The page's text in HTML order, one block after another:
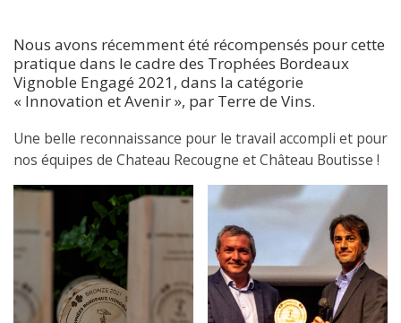
Nous avons récemment été récompensés pour cette
pratique dans le cadre des Trophées Bordeaux
Vignoble Engagé 2021, dans la catégorie
« Innovation et Avenir », par Terre de Vins.
Une belle reconnaissance pour le travail accompli et pour
nos équipes de Chateau Recougne et Château Boutisse !